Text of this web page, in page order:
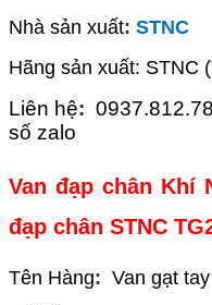
Nhà sản xuất: STNC
Hãng sản xuất: STNC
Liên hệ:
số zalo
Van đạp chân Khí
đạp chân STNC
Tên Hàng: Van gạt